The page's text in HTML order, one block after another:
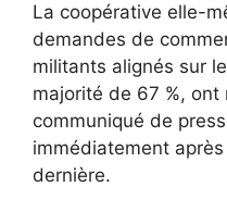
La coopérative elle-
demandes de
militants alignés sur
majorité de 67 %, ont
communiqué de
immédiatement
dernière.